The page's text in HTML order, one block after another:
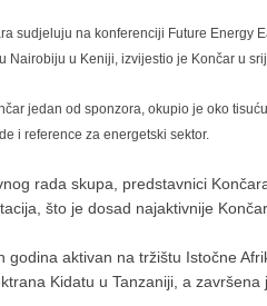
sudjeluju na konferenciji Future Energy
Nairobiju u Keniji, izvijestio je Končar u
jedan od sponzora, okupio je oko
i reference za energetski sektor.
rada skupa, predstavnici
što je dosad najaktivnije
godina aktivan na tržištu Istočne
Kidatu u Tanzaniji, a